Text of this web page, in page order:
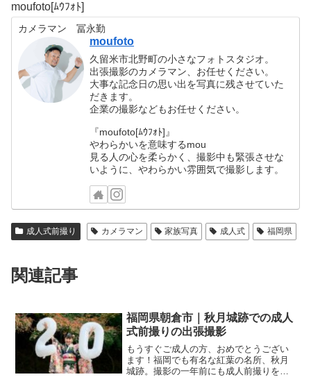
moufoto[ﾑｳﾌｫﾄ]
カメラマン 冨永勤
moufoto
久留米市北野町の小さなフォトスタジオ。
出張撮影のカメラマン、お任せください。
大事な記念日の思い出を写真に残させていた
だきます。
企業の撮影などもお任せください。
『moufoto[ﾑｳﾌｫﾄ]』
やわらかいを意味するmou
見る人の心を柔らかく、撮影中も緊張させな
いように、やわらかい雰囲気で撮影します。
成人式前撮り カメラマン 家族写真 成人式 福岡県
関連記事
福岡県朝倉市｜秋月城跡での成人
式前撮りの出張撮影
もうすぐご成人の方、おめでとうござい
ます！福岡でも有名な紅葉の名所、秋月
城跡。撮影の一年前にも成人前撮りをさ